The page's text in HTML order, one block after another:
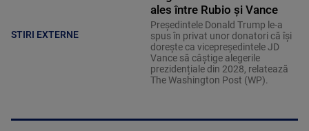
STIRI EXTERNE
ales între Rubio și Vance
Președintele Donald Trump le-a
spus în privat unor donatori că își
dorește ca vicepreședintele JD
Vance să câștige alegerile
prezidențiale din 2028, relatează
The Washington Post (WP).